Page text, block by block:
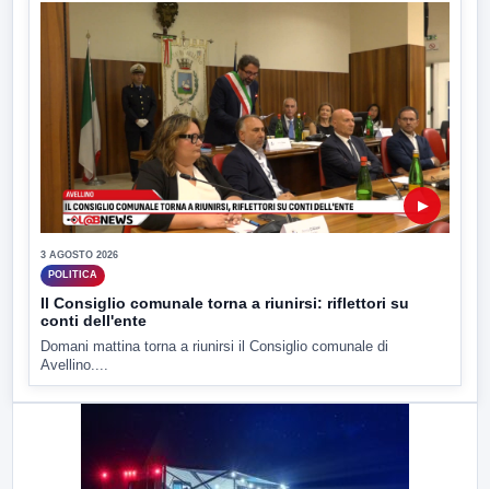
▶
3 AGOSTO 2026
POLITICA
Il Consiglio comunale torna a riunirsi: riflettori su
conti dell'ente
Domani mattina torna a riunirsi il Consiglio comunale di
Avellino....